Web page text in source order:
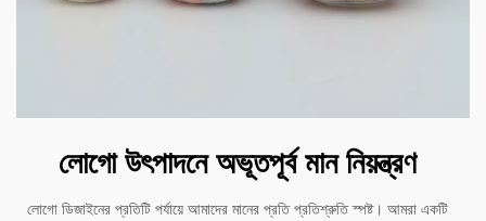
লোগো উৎপাদনে অভূতপূর্ব মান নিয়ন্ত্রণ
লোগো ডিজাইনের প্রতিটি পর্যায়ে আমাদের মানের প্রতি প্রতিশ্রুতি স্পষ্ট। আমরা একটি